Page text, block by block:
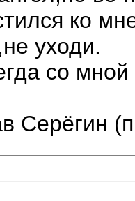
ко
уходи.
со
Серёгин